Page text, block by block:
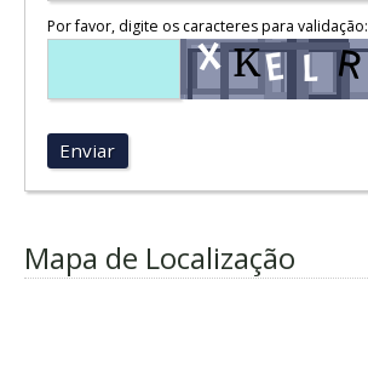
Por favor, digite os caracteres para validação:
Enviar
Mapa de Localização